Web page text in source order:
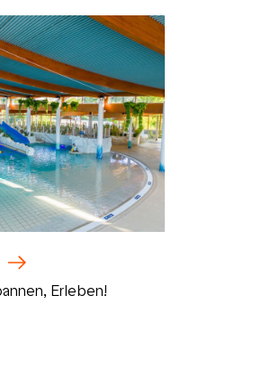
Erleben!